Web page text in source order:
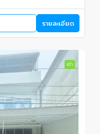
รายละเอียด
เช่า